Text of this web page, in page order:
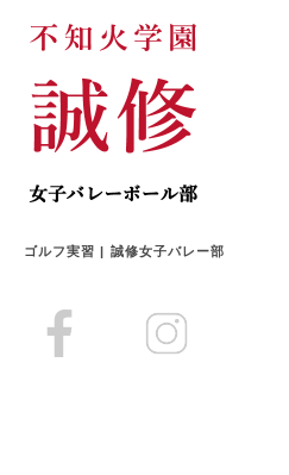
ゴルフ実習 | 誠修女子バレー部